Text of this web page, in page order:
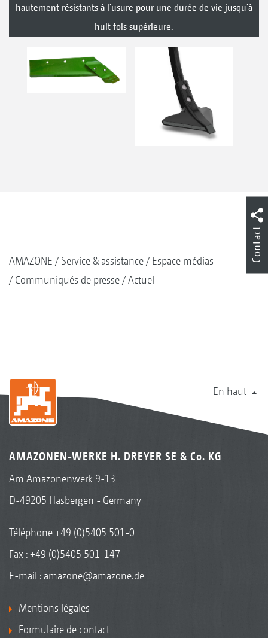
hautement résistants à l'usure pour une durée de vie jusqu'à
huit fois supérieure.
AMAZONE Service & assistance
Espace médias
Communiqués de presse
Actuel
En haut
AMAZONEN-WERKE H. DREYER SE & Co. KG
Am Amazonenwerk 9-13
D-49205 Hasbergen - Germany
Téléphone+49 (0)5405 501-0
Fax : +49 (0)5405 501-147
E-mail : amazone@amazone.de
Mentions légales
Formulaire de contact
Contact